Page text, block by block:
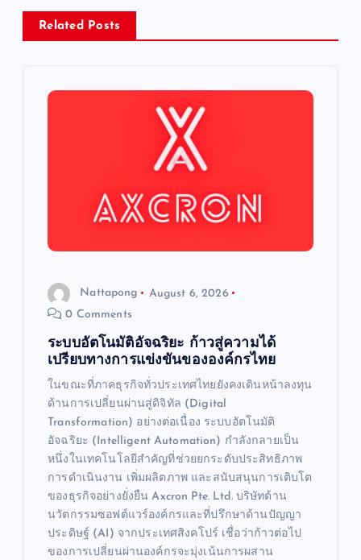
v
Related Posts
Nattapong
August 6, 2026
0 Comments
ระบบอัตโนมัติอัจฉริยะ ก้าวสู่ความได้
เปรียบทางการแข่งขันขององค์กรไทย
ในขณะที่ภาคธุรกิจทั่วประเทศไทยยังคงเดินหน้าลงทุน
ด้านการเปลี่ยนผ่านสู่ดิจิทัล (Digital
Transformation) อย่างต่อเนื่อง ระบบอัตโนมัติ
อัจฉริยะ (Intelligent Automation) กำลังกลายเป็น
หนึ่งในเทคโนโลยีสำคัญที่ช่วยยกระดับประสิทธิภาพ
การดำเนินงาน เพิ่มผลิตภาพ และสนับสนุนการเติบโต
ของธุรกิจอย่างยั่งยืน Axcron Pte. Ltd. บริษัทด้าน
นวัตกรรมซอฟต์แวร์องค์กรและที่ปรึกษาด้านปัญญา
ประดิษฐ์ (AI) จากประเทศสิงคโปร์ เชื่อว่าก้าวต่อไป
ของการเปลี่ยนผ่านองค์กรจะมุ่งเน้นการผสาน